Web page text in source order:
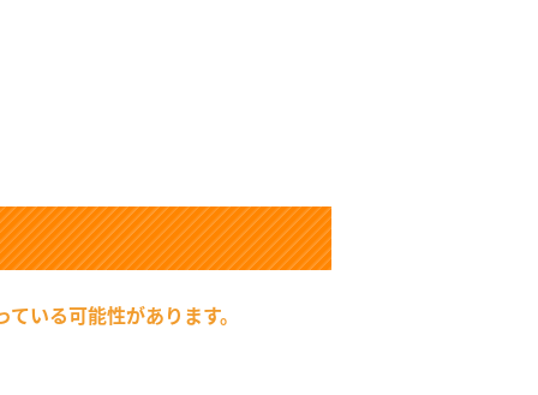
いる可能性があります。